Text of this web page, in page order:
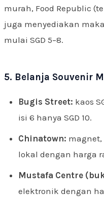
murah, Food Republic
juga menyediakan
mulai SGD 5–8.
5. Belanja Souvenir
Bugis Street: kaos
isi 6 hanya SGD 10.
Chinatown:
lokal dengan harga
Mustafa Centre
elektronik dengan